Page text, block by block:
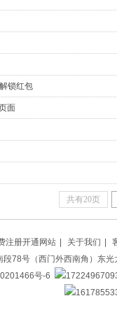
锁红包
面
共有20页
注册开通网站 关于我们
78号（西门外西南角）东
号-6